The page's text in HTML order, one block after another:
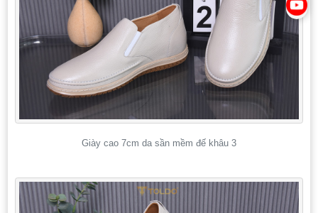
Giày cao 7cm da sần mềm đế khâu 3